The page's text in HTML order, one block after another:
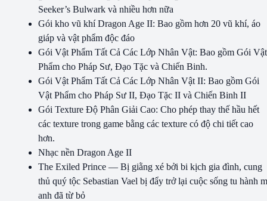
Seeker’s Bulwark và nhiều hơn nữa
Gói kho vũ khí Dragon Age II: Bao gồm hơn 20 vũ khí, áo
giáp và vật phẩm độc đáo
Gói Vật Phẩm Tất Cả Các Lớp Nhân Vật: Bao gồm Gói Vật
Phẩm cho Pháp Sư, Đạo Tặc và Chiến Binh.
Gói Vật Phẩm Tất Cả Các Lớp Nhân Vật II: Bao gồm Gói
Vật Phẩm cho Pháp Sư II, Đạo Tặc II và Chiến Binh II
Gói Texture Độ Phân Giải Cao: Cho phép thay thế hầu hết
các texture trong game bằng các texture có độ chi tiết cao
hơn.
Nhạc nền Dragon Age II
The Exiled Prince — Bị giằng xé bởi bi kịch gia đình, cung
thủ quý tộc Sebastian Vael bị đẩy trở lại cuộc sống tu hành
anh đã từ bỏ